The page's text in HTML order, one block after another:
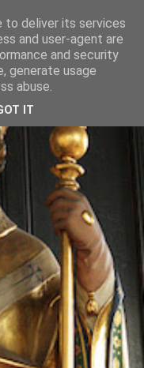
to deliver its services
and user-agent are
and security
generate usage
abuse.
IT